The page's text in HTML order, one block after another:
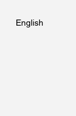
English